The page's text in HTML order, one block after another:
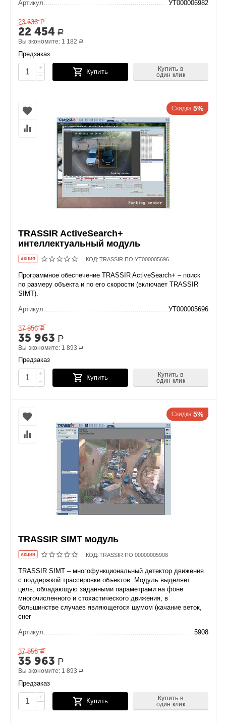
Артикул УТ000006982
23 636 Р
22 454 Р
Вы экономите: 1 182 Р
Предзаказ
+
−
Купить
Купить в
один клик
Скидка 5%
TRASSIR ActiveSearch+
интеллектуальный модуль
AКЦИЯ КОД: TRASSIR ПО УТ000005696
Программное обеспечение TRASSIR ActiveSearch+ – поиск
по размеру объекта и по его скорости (включает TRASSIR
SIMT).
Артикул УТ000005696
37 856 Р
35 963 Р
Вы экономите: 1 893 Р
Предзаказ
+
−
Купить
Купить в
один клик
Скидка 5%
TRASSIR SIMT модуль
AКЦИЯ КОД: TRASSIR ПО 00000005908
TRASSIR SIMT – многофункциональный детектор движения
с поддержкой трассировки объектов. Модуль выделяет
цель, обладающую заданными параметрами на фоне
многочисленного и стохастического движения, в
большинстве случаев являющегося шумом (качание веток,
снег
Артикул 5908
37 856 Р
35 963 Р
Вы экономите: 1 893 Р
Предзаказ
+
−
Купить
Купить в
один клик